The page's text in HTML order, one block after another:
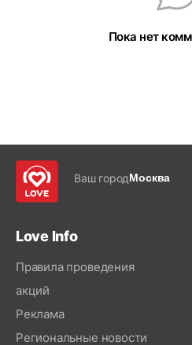
Пока нет
Ваш городМосква
Love Info
Правила проведения
акций
Реклама
Региональные новости